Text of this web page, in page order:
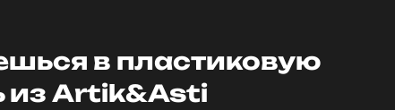
в пластиковую
из Artik&Asti